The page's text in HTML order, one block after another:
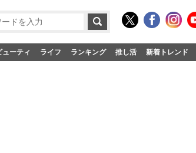
ューティ ライフ ランキング 推し活 新着トレンド